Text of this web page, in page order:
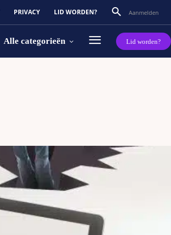
PRIVACY LID WORDEN? Aanmelden
Alle categorieën Lid worden?